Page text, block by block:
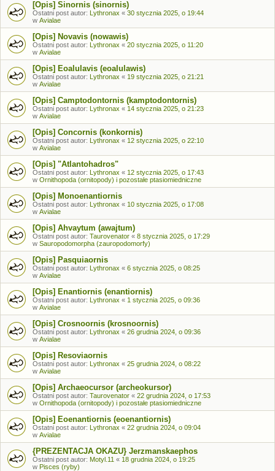
[Opis] Sinornis (sinornis)
Ostatni post autor: Lythronax « 30 stycznia 2025, o 19:44
w Avialae
[Opis] Novavis (nowawis)
Ostatni post autor: Lythronax « 20 stycznia 2025, o 11:20
w Avialae
[Opis] Eoalulavis (eoalulawis)
Ostatni post autor: Lythronax « 19 stycznia 2025, o 21:21
w Avialae
[Opis] Camptodontornis (kamptodontornis)
Ostatni post autor: Lythronax « 14 stycznia 2025, o 21:23
w Avialae
[Opis] Concornis (konkornis)
Ostatni post autor: Lythronax « 12 stycznia 2025, o 22:10
w Avialae
[Opis] "Atlantohadros"
Ostatni post autor: Lythronax « 12 stycznia 2025, o 17:43
w Ornithopoda (ornitopody) i pozostałe ptasiomiedniczne
[Opis] Monoenantiornis
Ostatni post autor: Lythronax « 10 stycznia 2025, o 17:08
w Avialae
[Opis] Ahvaytum (awajtum)
Ostatni post autor: Taurovenator « 8 stycznia 2025, o 17:29
w Sauropodomorpha (zauropodomorfy)
[Opis] Pasquiaornis
Ostatni post autor: Lythronax « 6 stycznia 2025, o 08:25
w Avialae
[Opis] Enantiornis (enantiornis)
Ostatni post autor: Lythronax « 1 stycznia 2025, o 09:36
w Avialae
[Opis] Crosnoornis (krosnoornis)
Ostatni post autor: Lythronax « 26 grudnia 2024, o 09:36
w Avialae
[Opis] Resoviaornis
Ostatni post autor: Lythronax « 25 grudnia 2024, o 08:22
w Avialae
[Opis] Archaeocursor (archeokursor)
Ostatni post autor: Taurovenator « 22 grudnia 2024, o 17:53
w Ornithopoda (ornitopody) i pozostałe ptasiomiedniczne
[Opis] Eoenantiornis (eoenantiornis)
Ostatni post autor: Lythronax « 22 grudnia 2024, o 09:04
w Avialae
{PREZENTACJA OKAZU} Jerzmanskaephos
Ostatni post autor: Motyl.11 « 18 grudnia 2024, o 19:25
w Pisces (ryby)